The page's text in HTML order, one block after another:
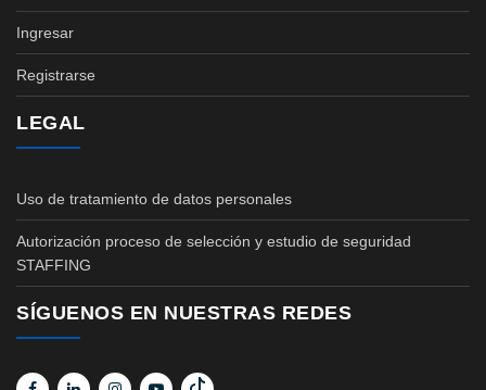
Ingresar
Registrarse
LEGAL
Uso de tratamiento de datos personales
Autorización proceso de selección y estudio de seguridad
STAFFING
SÍGUENOS EN NUESTRAS REDES